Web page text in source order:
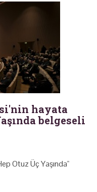
hayata
belgeseli
Otuz Üç Yaşında"